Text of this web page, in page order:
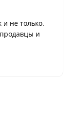
не только.
и